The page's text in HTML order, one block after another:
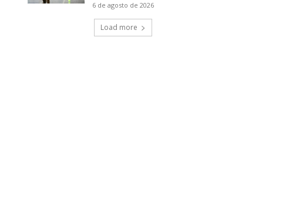
6 de agosto de 2026
Load more